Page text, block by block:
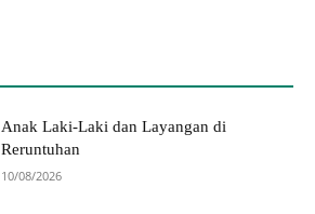
Anak Laki-Laki dan Layangan di
Reruntuhan
10/08/2026